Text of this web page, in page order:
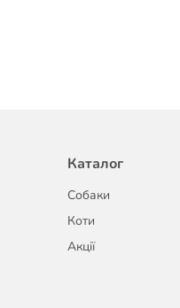
Каталог
Собаки
Коти
Акції